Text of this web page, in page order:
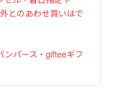
とのあわせ買いはで
ンパース・gifteeギフ